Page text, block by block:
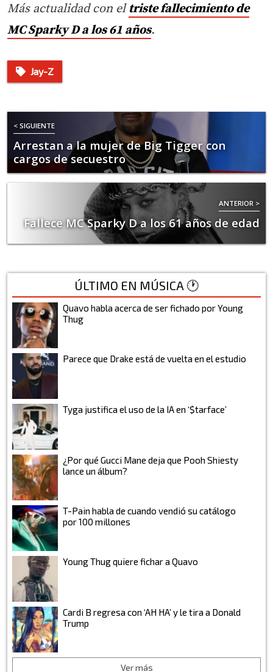
Más actualidad con el triste fallecimiento de
MC Sparky D a los 61 años.
Jay-Z
< SIGUIENTE
Arrestan a la mujer de Big Tigger con
cargos de secuestro
ANTERIOR >
Fallece MC Sparky D a los 61 años de edad
ÚLTIMO EN MÚSICA 🕐
Quavo habla acerca de ser fichado por Young
Thug
Parece que Drake está de vuelta en el estudio
Tyga justifica el uso de la IA en ‘$tarface’
¿Por qué Gucci Mane deja que Pooh Shiesty
lance un álbum?
T-Pain habla de cuando vendió su catálogo
por 100 millones
Young Thug quiere fichar a Quavo
Cardi B regresa con ‘AH HA’ y le tira a Donald
Trump
Ver más